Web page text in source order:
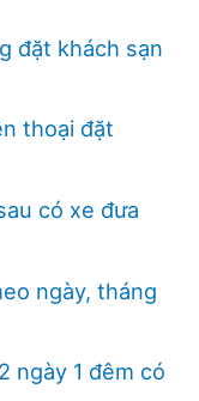
đặt khách sạn
thoại đặt
có xe đưa
ngày, tháng
ngày 1 đêm có